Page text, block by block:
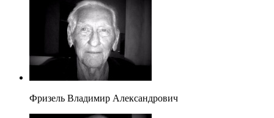
Фризель Владимир Александрович